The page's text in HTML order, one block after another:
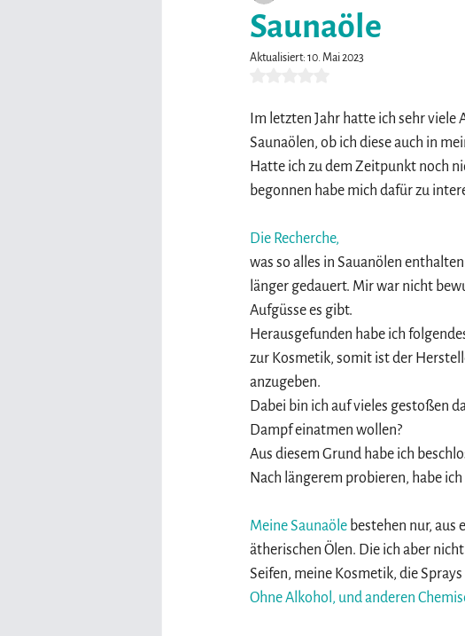
Saunaöle
Aktualisiert: 10. Mai 2023
Im letzten Jahr hatte ich sehr viele
Saunaölen, ob ich diese auch in
Hatte ich zu dem Zeitpunkt noch
begonnen habe mich dafür zu
Die Recherche,
was so alles in Sauanölen
länger gedauert. Mir war nicht
Aufgüsse es gibt.
Herausgefunden habe ich
zur Kosmetik, somit ist der
anzugeben.
Dabei bin ich auf vieles gestoßen
Dampf einatmen wollen?
Aus diesem Grund habe ich
Nach längerem probieren, habe
Meine Saunaöle bestehen nur, aus
ätherischen Ölen. Die ich aber
Seifen, meine Kosmetik, die
Ohne Alkohol, und anderen